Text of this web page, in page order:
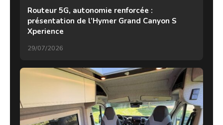
Routeur 5G, autonomie renforcée :
présentation de l’Hymer Grand Canyon S
Xperience
29/07/2026